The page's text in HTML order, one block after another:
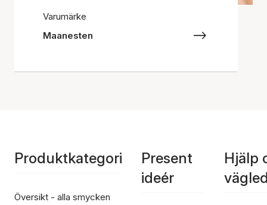
Varumärke
Maanesten
Produktkategori
Översikt - alla smycken
Present
ideér
Hjälp